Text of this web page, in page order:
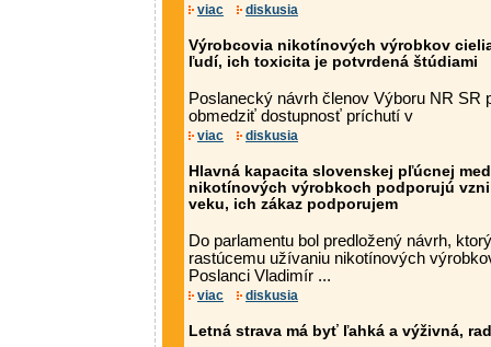
viac diskusia
Výrobcovia nikotínových výrobkov
ľudí, ich toxicita je potvrdená štúdiami
Poslanecký návrh členov Výboru NR SR
obmedziť dostupnosť príchutí v
viac diskusia
Hlavná kapacita slovenskej pľúcnej
nikotínových výrobkoch podporujú
veku, ich zákaz podporujem
Do parlamentu bol predložený návrh,
rastúcemu užívaniu nikotínových
Poslanci Vladimír ...
viac diskusia
Letná strava má byť ľahká a výživná,